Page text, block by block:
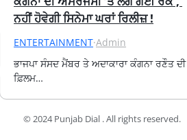
ਨਹੀਂ ਹੋਵੇਗੀ ਸਿਨੇਮਾ ਘਰਾਂ ਰਿਲੀਜ਼ !
ENTERTAINMENT·Admin
ਭਾਜਪਾ ਸੰਸਦ ਮੈਂਬਰ ਤੇ ਅਦਾਕਾਰਾ ਕੰਗਨਾ ਰਣੌਤ ਦੀ
ਫ਼ਿਲਮ…
© 2024 Punjab Dial . All rights reserved.